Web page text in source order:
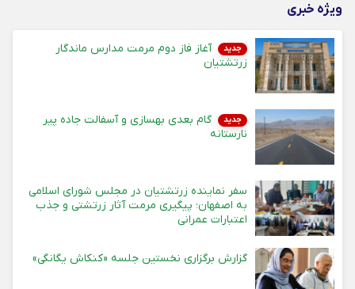
ویژه خبری
جدید
آغاز فاز دوم مرمت مدارس ماندگار
زرتشتیان
جدید
گام بعدی بهسازی و آسفالت جاده پیر
نارستانه
سفر نماینده زرتشتیان در مجلس شورای اسلامی
به اصفهان؛ پیگیری مرمت آثار زرتشتی و جذب
اعتبارات عمرانی
گزارش برگزاری نخستین جلسه «کنکاش یگانگی»